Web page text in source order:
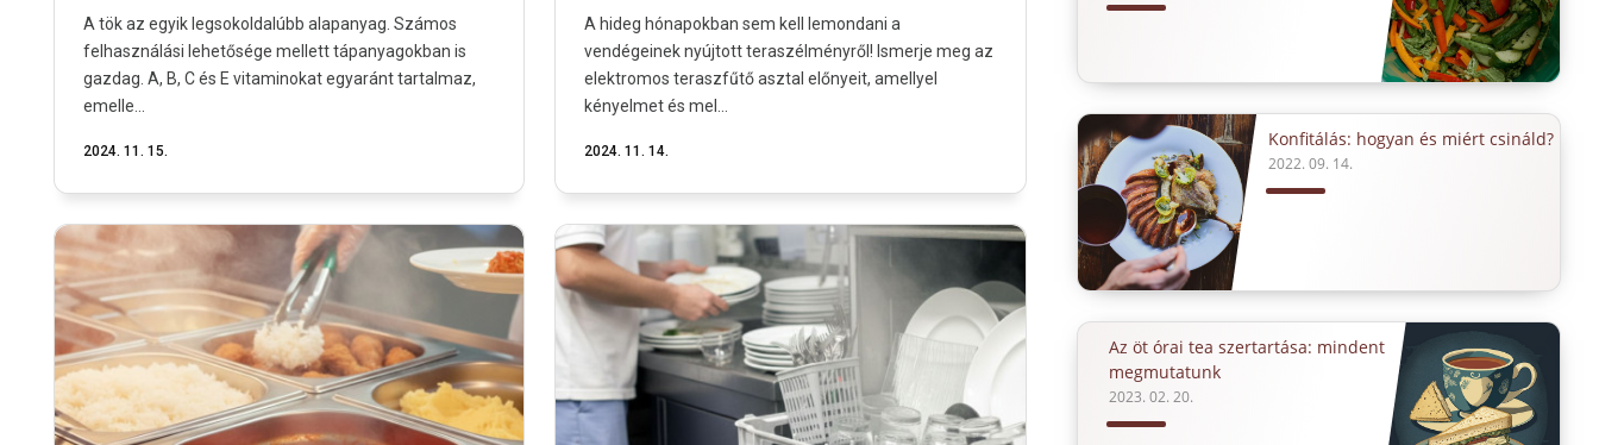
A tök az egyik legsokoldalúbb alapanyag. Számos
felhasználási lehetősége mellett tápanyagokban is
gazdag. A, B, C és E vitaminokat egyaránt tartalmaz,
emelle...
2024. 11. 15.
A hideg hónapokban sem kell lemondani a
vendégeinek nyújtott teraszélményről! Ismerje meg az
elektromos teraszfűtő asztal előnyeit, amellyel
kényelmet és mel...
2024. 11. 14.
Konfitálás: hogyan és miért csináld?
2022. 09. 14.
Az öt órai tea szertartása: mindent
megmutatunk
2023. 02. 20.